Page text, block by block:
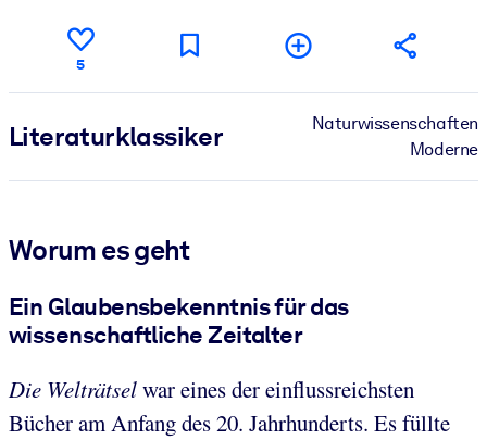
5
Literatur­klassiker
Naturwissenschaften
Moderne
Worum es geht
Ein Glaubensbekenntnis für das
wissenschaftliche Zeitalter
Die Welträtselwar eines der einflussreichsten
Bücher am Anfang des 20. Jahrhunderts. Es füllte